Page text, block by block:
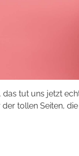
das tut uns jetzt
der tollen Seiten,